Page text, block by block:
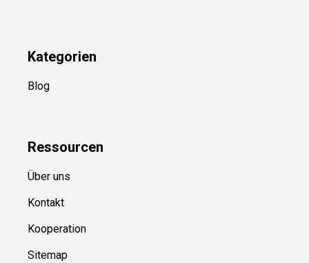
Kategorien
Blog
Ressourcen
Über uns
Kontakt
Kooperation
Sitemap